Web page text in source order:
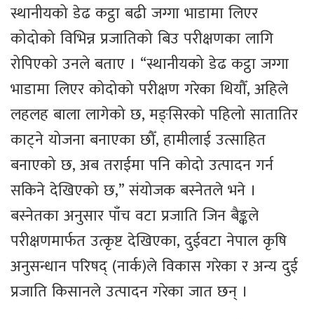
स्थानीयको डेढ कट्ठा बढी जग्गा भाडामा लिएर
कोदोको विभिन्न प्रजातिको बिउ परीक्षणका लागि
रोपिएको उनले बताए । “स्थानीयको डेढ कट्ठा जग्गा
भाडामा लिएर कोदोको परीक्षण गरेका थियौँ, अहिले
लहलह बाला लागेको छ, मङ्सिरको पहिलो सातातिर
काट्ने योजना बनाएका छौँ, हामीलाई उत्साहित
बनाएको छ, अब तराईमा पनि कोदो उत्पादन गर्न
सकिने देखिएको छ,” संयोजक बस्नेतले भने ।
बस्नेतका अनुसार पाँच वटा प्रजाति जिन बैङ्कले
परीक्षणमार्फत उत्कृष्ट देखिएका, दुईवटा नेपाल कृषि
अनुसन्धान परिषद् (नार्क)ले विकास गरेका र अन्य दुई
प्रजाति किसानले उत्पादन गरेका जात छन् ।